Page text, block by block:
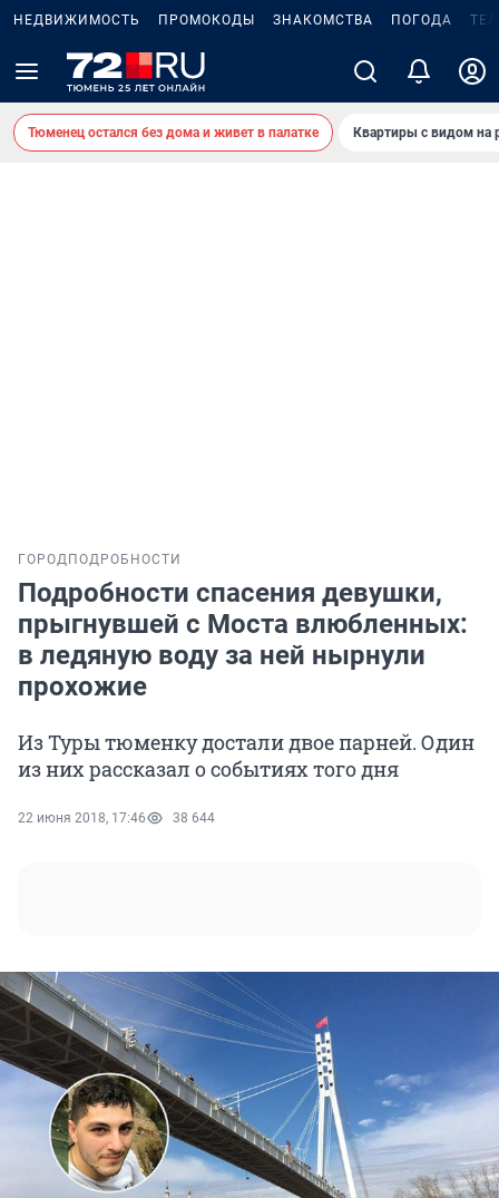
НЕДВИЖИМОСТЬ ПРОМОКОДЫ ЗНАКОМСТВА ПОГОДА
Тюменец остался без дома и живет в палатке Квартиры с видом на
ГОРОД ПОДРОБНОСТИ
Подробности спасения девушки,
прыгнувшей с Моста влюбленных:
в ледяную воду за ней нырнули
прохожие
Из Туры тюменку достали двое парней. Один
из них рассказал о событиях того дня
22 июня 2018, 17:46 38 644